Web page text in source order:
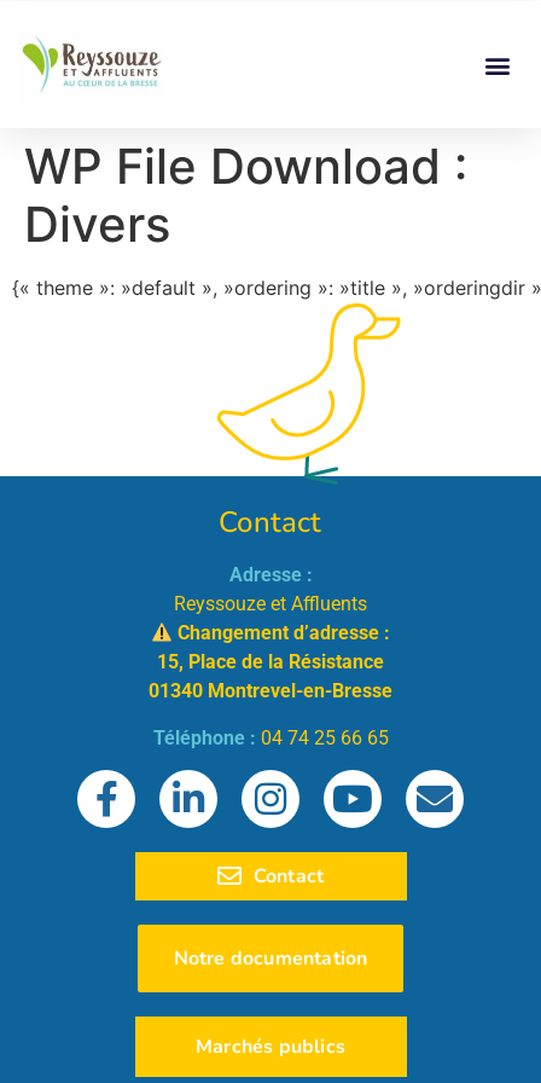
WP File Download :
Divers
{« theme »: »default », »ordering »: »title », »orderingdir
Contact
Adresse :
Reyssouze et Affluents
Changement d’adresse :
15, Place de la Résistance
01340 Montrevel-en-Bresse
Téléphone : 04 74 25 66 65
Contact
Notre documentation
Marchés publics